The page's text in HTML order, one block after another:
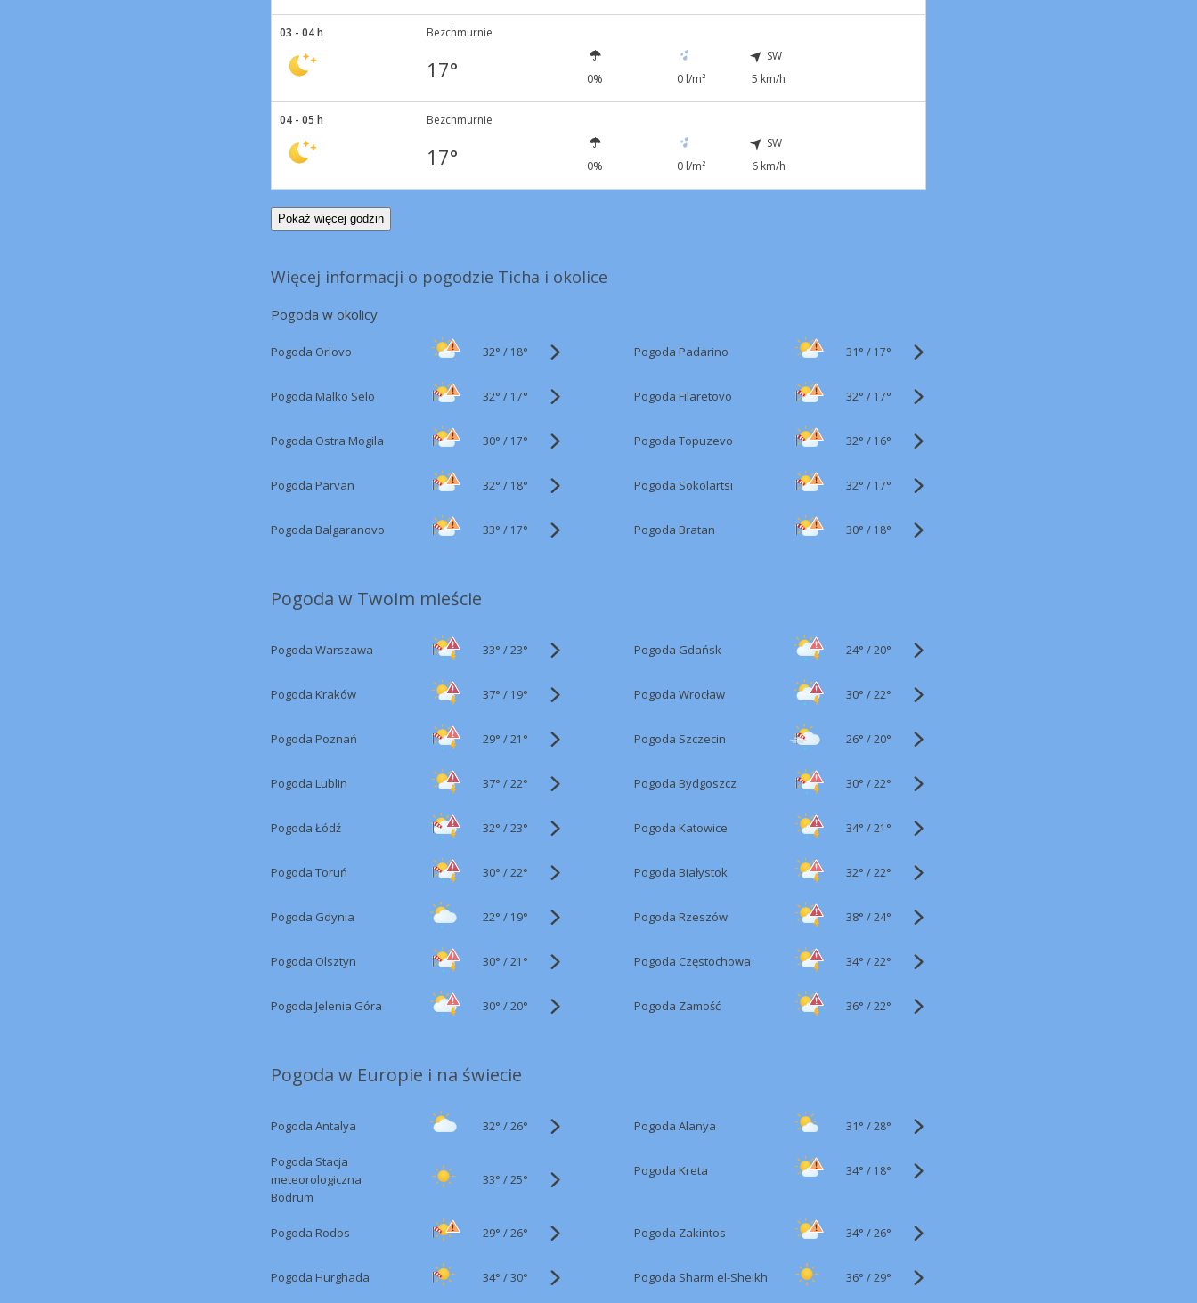
03 - 04 h Bezchmurnie
17° 0% 0 l/m²
SW
5 km/h
04 - 05 h Bezchmurnie
17° 0% 0 l/m²
SW
6 km/h
Pokaż więcej godzin
Więcej informacji o pogodzie Ticha i okolice
Pogoda w okolicy
Pogoda Orlovo 32° / 18° Pogoda Padarino 31° / 17°
Pogoda Malko Selo 32° / 17° Pogoda Filaretovo 32° / 17°
Pogoda Ostra Mogila 30° / 17° Pogoda Topuzevo 32° / 16°
Pogoda Parvan 32° / 18° Pogoda Sokolartsi 32° / 17°
Pogoda Balgaranovo 33° / 17° Pogoda Bratan 30° / 18°
Pogoda w Twoim mieście
Pogoda Warszawa 33° /23° Pogoda Gdańsk 24° /20°
Pogoda Kraków 37° / 19° Pogoda Wrocław 30° /22°
Pogoda Poznań 29° /21° Pogoda Szczecin 26° /20°
Pogoda Lublin 37° /22° Pogoda Bydgoszcz 30° /22°
Pogoda Łódź 32° /23° Pogoda Katowice 34° /21°
Pogoda Toruń 30° /22° Pogoda Białystok 32° /22°
Pogoda Gdynia 22° / 19° Pogoda Rzeszów 38° /24°
Pogoda Olsztyn 30° /21° Pogoda Częstochowa 34° /22°
Pogoda Jelenia Góra 30° /20° Pogoda Zamość 36° /22°
Pogoda w Europie i na świecie
Pogoda Antalya 32° /26° Pogoda Alanya 31° /28°
Pogoda Stacja
meteorologiczna
Bodrum
33° /25°
Pogoda Kreta 34° / 18°
Pogoda Rodos 29° /26° Pogoda Zakintos 34° /26°
Pogoda Hurghada 34° /30° Pogoda Sharm el-Sheikh 36° /29°